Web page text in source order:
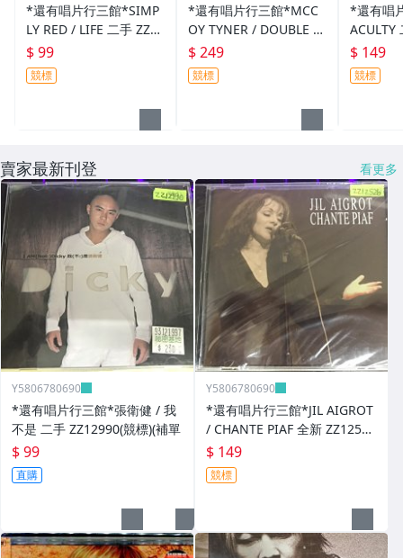
*還有唱片行三館*SIMP
LY RED / LIFE 二手 ZZ14
853(競標)
$ 99
競標
*還有唱片行三館*MCC
OY TYNER / DOUBLE T
RIOS 全新 ZZ16161(競
標)
$ 249
競標
*還有唱
ACULTY
競標)
$ 149
競標
賣家最新刊登 看更多
Y5806780690
*還有唱片行三館*張衛健 / 我
不是 二手 ZZ12990(競標)(補單
$ 99
直購
Y5806780690
*還有唱片行三館*JIL AIGROT
/ CHANTE PIAF 全新 ZZ12526
(競標)
$ 149
競標